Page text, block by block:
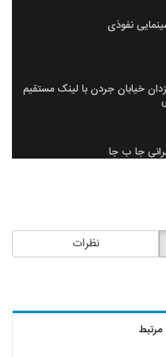
نفوذی
خیابان جردن با لینک مستقیم
جا ب جا
ها
نظرات